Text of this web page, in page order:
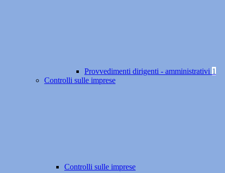
Provvedimenti dirigenti - amministrativi 1
Controlli sulle imprese
Controlli sulle imprese